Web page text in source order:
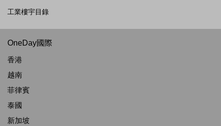
工業樓宇目錄
OneDay國際
香港
越南
菲律賓
泰國
新加坡